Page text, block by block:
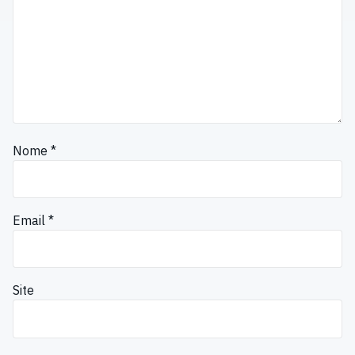
Nome *
Email *
Site